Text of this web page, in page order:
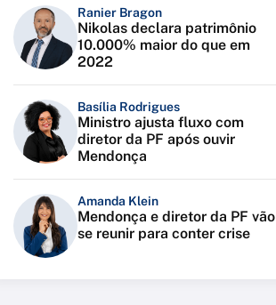
Ranier Bragon
Nikolas declara patrimônio
10.000% maior do que em
2022
Basília Rodrigues
Ministro ajusta fluxo com
diretor da PF após ouvir
Mendonça
Amanda Klein
Mendonça e diretor da PF vão
se reunir para conter crise